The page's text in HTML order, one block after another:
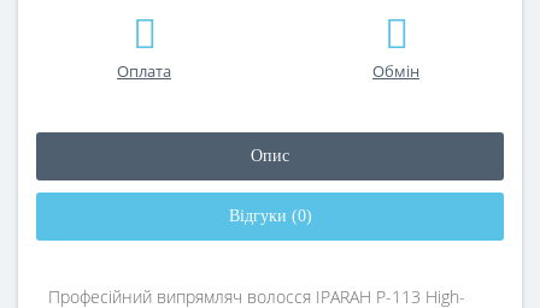
Оплата Обмін
Опис
Відгуки (0)
Професійний випрямляч волосся IPARAH P-113 High-